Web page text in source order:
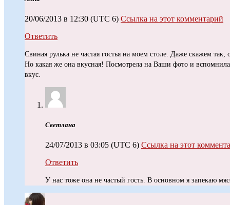
20/06/2013 в 12:30 (UTC 6) Ссылка на этот комментарий
Ответить
Свиная рулька не частая гостья на моем столе. Даже скажем так,
Но какая же она вкусная! Посмотрела на Ваши фото и вспомнила
вкус.
Светлана
24/07/2013 в 03:05 (UTC 6) Ссылка на этот
Ответить
У нас тоже она не частый гость. В основном я запекаю